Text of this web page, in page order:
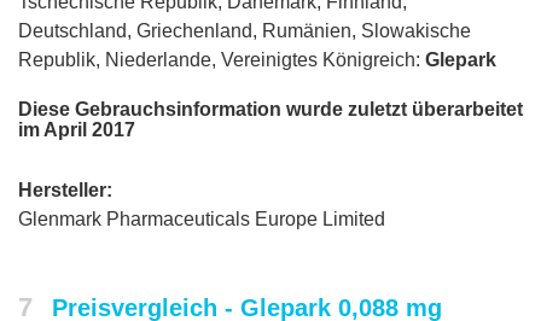
Deutschland, Griechenland, Rumänien, Slowakische
Republik, Niederlande, Vereinigtes Königreich: Glepark
Diese Gebrauchsinformation wurde zuletzt überarbeitet
im April 2017
Hersteller:
Glenmark Pharmaceuticals Europe Limited
7 Preisvergleich - Glepark 0,088 mg